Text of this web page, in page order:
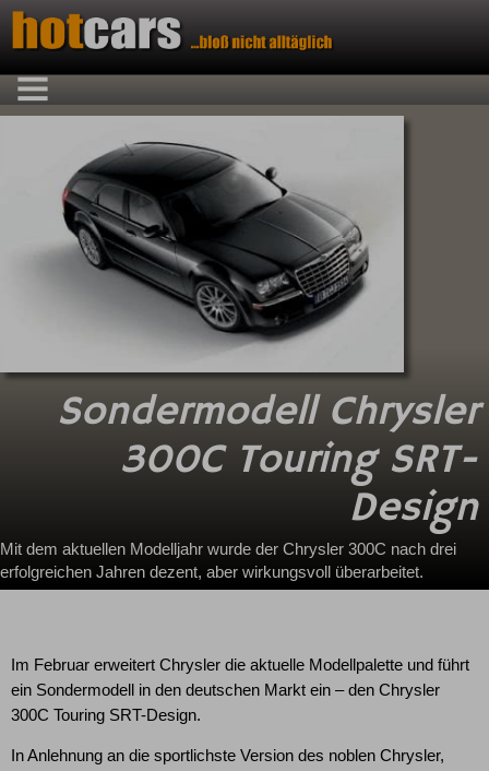
Sondermodell Chrysler
300C Touring SRT-
Design
Mit dem aktuellen Modelljahr wurde der Chrysler 300C nach drei
erfolgreichen Jahren dezent, aber wirkungsvoll überarbeitet.
Im Februar erweitert Chrysler die aktuelle Modellpalette und führt
ein Sondermodell in den deutschen Markt ein – den Chrysler
300C Touring SRT-Design.
In Anlehnung an die sportlichste Version des noblen Chrysler,